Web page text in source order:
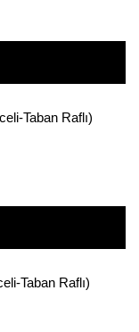
Taban Raflı)
Taban Raflı)